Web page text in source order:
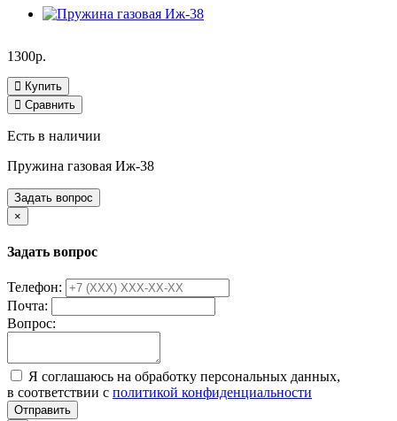
1300р.
Купить
Сравнить
Есть в наличии
Пружина газовая Иж-38
Задать вопрос
×
Задать вопрос
Телефон:
Почта:
Вопрос:
Я соглашаюсь на обработку персональных данных,
в соответствии с политикой конфиденциальности
Отправить